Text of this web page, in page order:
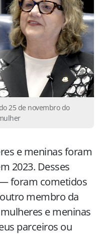
25 de novembro do
e meninas foram
2023. Desses
foram cometidos
membro da
e meninas
parceiros ou